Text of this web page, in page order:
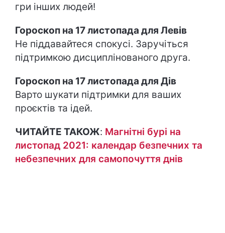
гри інших людей!
Гороскоп на 17 листопада для Левів
Не піддавайтеся спокусі. Заручіться
підтримкою дисциплінованого друга.
Гороскоп на 17 листопада для Дів
Варто шукати підтримки для ваших
проєктів та ідей.
ЧИТАЙТЕ ТАКОЖ: Магнітні бурі на
листопад 2021: календар безпечних та
небезпечних для самопочуття днів